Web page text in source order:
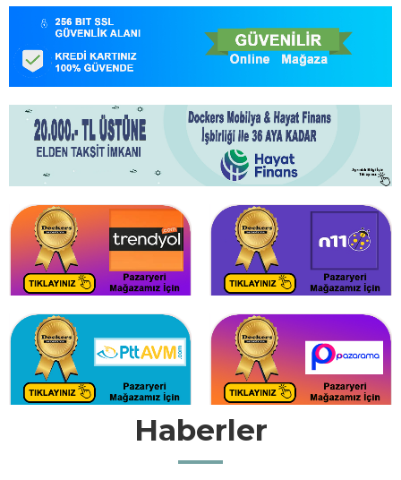
Haberler